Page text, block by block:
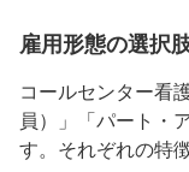
雇用形態の選択
コールセンター看
員）」「パート・
す。それぞれの特